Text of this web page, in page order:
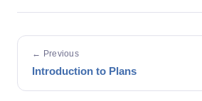
← Previous
Introduction to Plans